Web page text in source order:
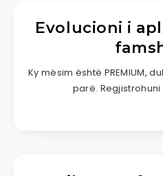
Evolucioni i
Ky mësim është PREMIUM,
parë. Regjistrohuni